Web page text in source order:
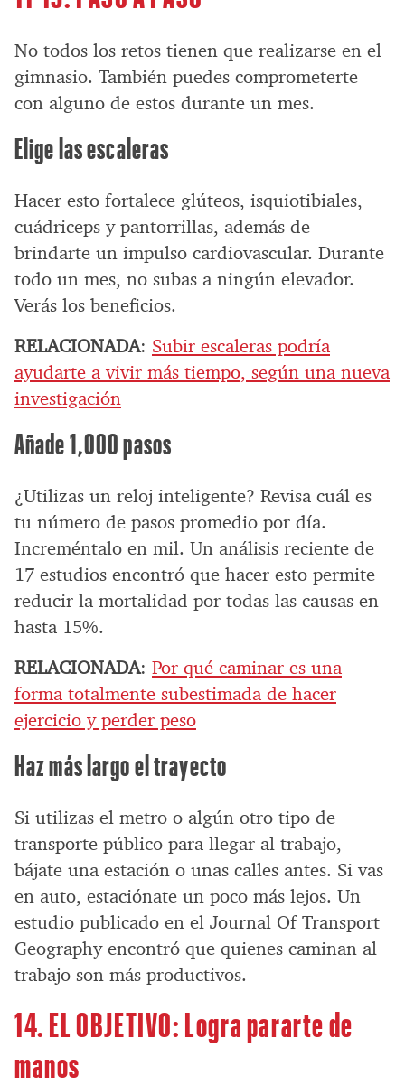
No todos los retos tienen que realizarse en el
gimnasio. También puedes comprometerte
con alguno de estos durante un mes.
Elige las escaleras
Hacer esto fortalece glúteos, isquiotibiales,
cuádriceps y pantorrillas, además de
brindarte un impulso cardiovascular. Durante
todo un mes, no subas a ningún elevador.
Verás los beneficios.
RELACIONADA: Subir escaleras podría
ayudarte a vivir más tiempo, según una nueva
investigación
Añade 1,000 pasos
¿Utilizas un reloj inteligente? Revisa cuál es
tu número de pasos promedio por día.
Increméntalo en mil. Un análisis reciente de
17 estudios encontró que hacer esto permite
reducir la mortalidad por todas las causas en
hasta 15%.
RELACIONADA: Por qué caminar es una
forma totalmente subestimada de hacer
ejercicio y perder peso
Haz más largo el trayecto
Si utilizas el metro o algún otro tipo de
transporte público para llegar al trabajo,
bájate una estación o unas calles antes. Si vas
en auto, estaciónate un poco más lejos. Un
estudio publicado en el Journal Of Transport
Geography encontró que quienes caminan al
trabajo son más productivos.
14. EL OBJETIVO: Logra pararte de
manos